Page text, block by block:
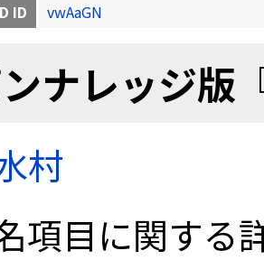
ID
vwAaGN
ナレッジ版
村
項目に関する